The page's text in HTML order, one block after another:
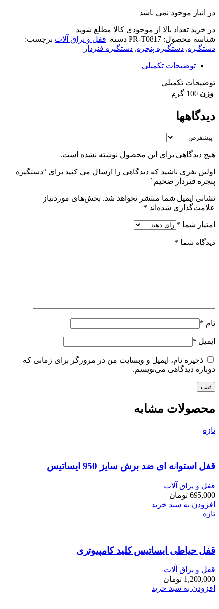
در انبار موجود نمی باشد
در خرید تعداد بالا از موجودی کالا مطلع شوید
شناسه محصول: PR-T0817 دسته: قفل و یراق آلات برچسب:
دستگیره, دستگیره پنجره, دستگیره فنردار
توضیحات تکمیلی
توضیحات تکمیلی
وزن 100 گرم
دیدگاهها
هیچ دیدگاهی برای این محصول نوشته نشده است.
اولین نفری باشید که دیدگاهی را ارسال می کنید برای “دستگیره
پنجره فنردار ضخیم”
نشانی ایمیل شما منتشر نخواهد شد. بخش‌های موردنیاز
علامت‌گذاری شده‌اند *
امتیاز شما *
دیدگاه شما *
نام *
ایمیل *
ذخیره نام، ایمیل و وبسایت من در مرورگر برای زمانی که
دوباره دیدگاهی می‌نویسم.
محصولات مشابه
تازه
قفل استوانه ای ضد برش سایز 950 ایساتیس
قفل و یراق آلات
695,000 تومان
افزودن به سبد خرید
تازه
قفل حیاطی ایساتیس کلید کامپیوتری
قفل و یراق آلات
1,200,000 تومان
افزودن به سبد خرید